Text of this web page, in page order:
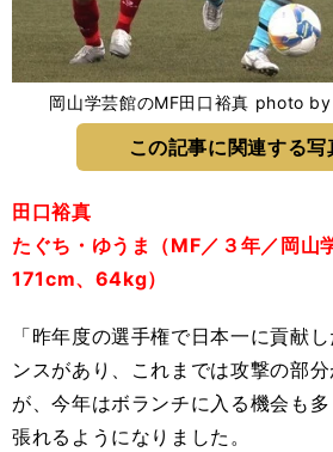
岡山学芸館のMF田口裕真 photo
この記事に関連する写
田口裕真
たぐち・ゆうま（MF／３年／岡山
171cm、64kg）
「昨年度の選手権で日本一に貢献
ンスがあり、これまでは攻撃の部
が、今年はボランチに入る機会も
張れるようになりました。